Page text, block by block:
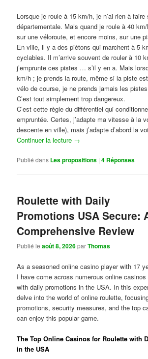
Lorsque je roule à 15 km/h, je n’ai rien à
départementale. Mais quand je roule à 40
sur une véloroute, et encore moins, sur une
En ville, il y a des piétons qui marchent à 5
cyclables. Il m’arrive souvent de rouler à 10
j’emprunte ces pistes … s’il y en a. Mais
km/h ; je prends la route, même si la piste
vélo de course, je ne prends jamais les
C’est tout simplement trop dangereux.
C’est cette règle du différentiel qui
empruntée. Certes, j’adapte ma vitesse à la
descente en ville), mais j’adapte d’abord la
Continuer la lecture →
Publié dans Les propositions |4 Réponses
Roulette with Daily
Promotions USA Secure:
Comprehensive Review
Publié leaoût 8, 2026parThomas
As a seasoned online casino player with 17
I have come across numerous online casinos
with daily promotions in the USA. In this
delve into the world of online roulette,
promotions, security measures, and the top
can enjoy this popular game.
The Top Online Casinos for Roulette with
in the USA